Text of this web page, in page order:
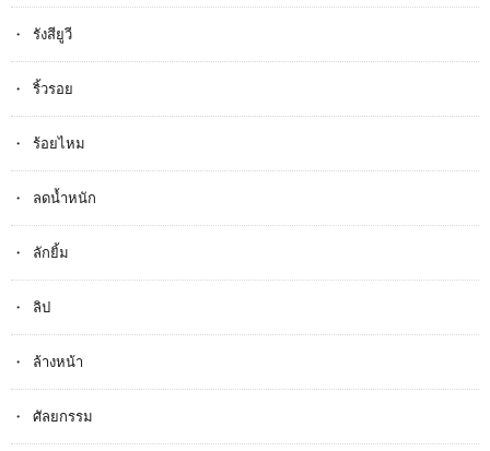
รังสียูวี
ริ้วรอย
ร้อยไหม
ลดน้ำหนัก
ลักยิ้ม
ลิป
ล้างหน้า
ศัลยกรรม